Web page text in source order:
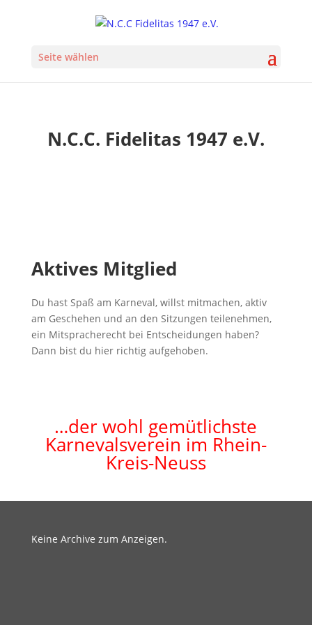
Seite wählen
N.C.C. Fidelitas 1947 e.V.
Aktives Mitglied
Du hast Spaß am Karneval, willst mitmachen, aktiv
am Geschehen und an den Sitzungen teilenehmen,
ein Mitspracherecht bei Entscheidungen haben?
Dann bist du hier richtig aufgehoben.
…der wohl gemütlichste
Karnevalsverein im Rhein-
Kreis-Neuss
Keine Archive zum Anzeigen.